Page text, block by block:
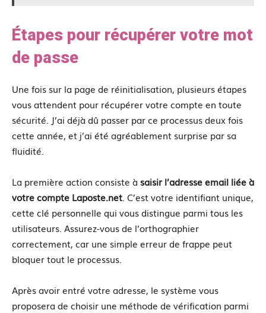
Étapes pour récupérer votre mot
de passe
Une fois sur la page de réinitialisation, plusieurs étapes
vous attendent pour récupérer votre compte en toute
sécurité. J’ai déjà dû passer par ce processus deux fois
cette année, et j’ai été agréablement surprise par sa
fluidité.
La première action consiste à saisir l’adresse email liée à
votre compte Laposte.net. C’est votre identifiant unique,
cette clé personnelle qui vous distingue parmi tous les
utilisateurs. Assurez-vous de l’orthographier
correctement, car une simple erreur de frappe peut
bloquer tout le processus.
Après avoir entré votre adresse, le système vous
proposera de choisir une méthode de vérification parmi